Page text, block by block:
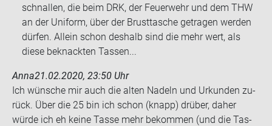
schnal­len, die beim DRK, der Feu­er­wehr und dem THW
an der Uni­form, über der Brust­ta­sche ge­tra­gen wer­den
dür­fen. Al­lein schon des­halb sind die mehr wert, als
diese be­knack­ten Tas­sen...
Anna21.02.2020, 23:50 Uhr
Ich wün­sche mir auch die alten Na­deln und Ur­kun­den zu­
rück. Über die 25 bin ich schon (knapp) drü­ber, daher
würde ich eh keine Tasse mehr be­kom­men (und die Tas­